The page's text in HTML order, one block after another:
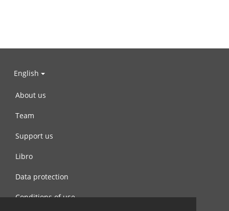
English
About us
Team
Support us
Libro
Data protection
Conditions of use